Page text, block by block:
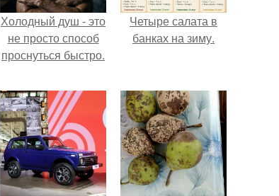
Холодный душ - это
не просто способ
проснуться быстро.
Четыре салата в
банках на зиму.